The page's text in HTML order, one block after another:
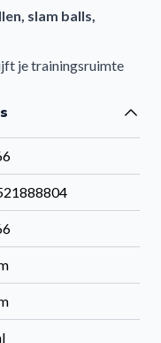
slam balls,
je trainingsruimte
te zoeken naar je
opbergsysteem?
alleen een rek; het
De
kunt aanpassen
fitnessmateriaal